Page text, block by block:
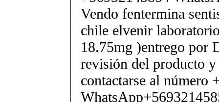
Vendo fentermina
chile elvenir
18.75mg )entrego por
revisión del producto
contactarse al número